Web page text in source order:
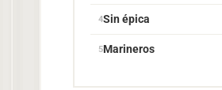
Sin épica
Marineros